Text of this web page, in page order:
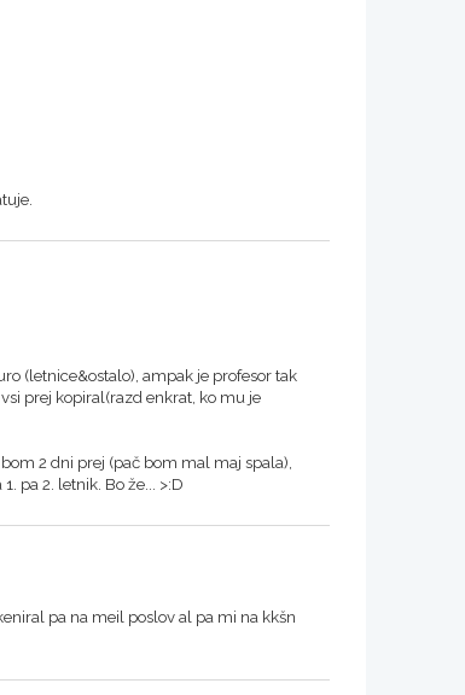
(letnice&ostalo), ampak je profesor tak
prej kopiral(razd enkrat, ko mu je
2 dni prej (pač bom mal maj spala),
pa 2. letnik. Bo že... >:D
pa na meil poslov al pa mi na kkšn